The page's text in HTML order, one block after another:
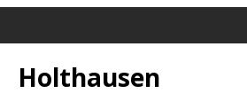
Holthausen